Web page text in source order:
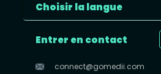
Choisir la langue
Entrer en contact
connect@gomedii.com